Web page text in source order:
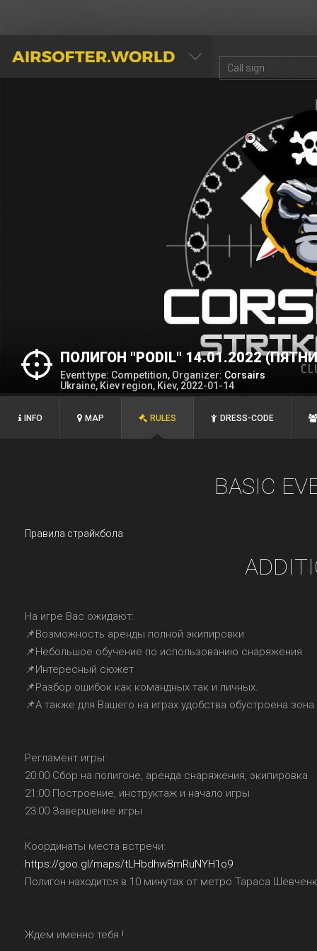
AIRSOFTER.WORLD
ПОЛИГОН "PODIL" 14.01.2022
Event type: Competition, Organizer: Corsairs
Ukraine, Kiev region, Kiev, 2022-01-14
INFO MAP RULES DRESS-CODE
BASIC
Правила страйкбола
На игре Вас ожидают:
📌Возможность аренды полной экипировки
📌Небольшое обучение по использованию снаряжения
📌Интересный сюжет
📌Разбор ошибок как командных так и личных.
📌А также для Вашего на играх удобства обустроена зона
Регламент игры:
20:00 Сбор на полигоне, аренда снаряжения, экипировка
21:00 Построение, инструктаж и начало игры
23:00 Завершение игры
Координаты места встречи:
https://goo.gl/maps/tLHbdhwBmRuNYH1o9
Полигон находится в 10 минутах от метро Тараса
Ждем именно тебя !